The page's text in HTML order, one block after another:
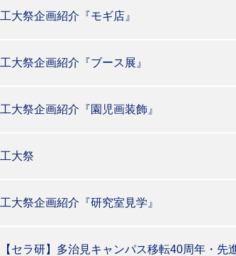
工大祭企画紹介『モギ店』
工大祭企画紹介『ブース展』
工大祭企画紹介『園児画装飾』
工大祭
工大祭企画紹介『研究室見学』
【セラ研】多治見キャンパス移転40周年・